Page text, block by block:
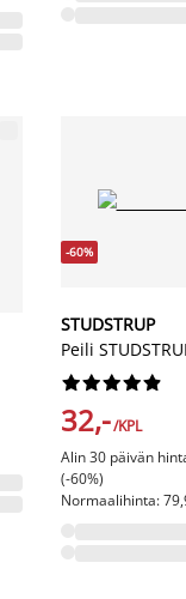
-60%
STUDSTRUP
Peili






32,-/KPL
Alin 30 päivän
(-60%)
Normaalihinta: